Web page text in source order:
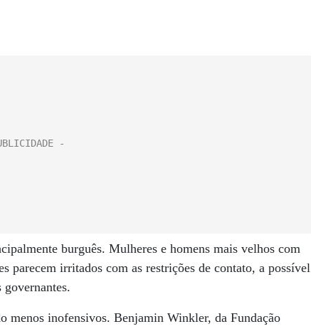
burguês. Mulheres e homens mais velhos com
parecem irritados com as restrições de contato, a possível
menos inofensivos. Benjamin Winkler, da Fundação